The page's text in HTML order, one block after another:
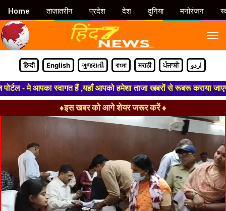
हिन्दी English ગુજરાતી বাংলা मराठी ਪੰਜਾਬੀ اردو
- मे आपका स्वागत हैं ,यहाँ आपको हमेशा ताजा खबरों से रूबरू कराया
♦इस खबर को आगे शेयर जरूर करें ♦
Home ताज़ातरीन प्रदेश देश दुनिया मनोरंजन